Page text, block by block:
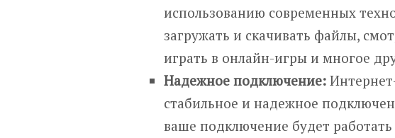
использованию современных
загружать и скачивать файлы,
играть в онлайн-игры и многое
Надежное подключение:
стабильное и надежное
ваше подключение будет